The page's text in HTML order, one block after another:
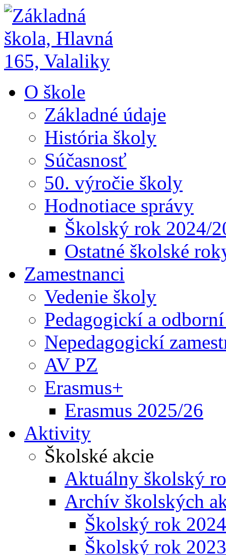
O škole
Základné údaje
História školy
Súčasnosť
50. výročie školy
Hodnotiace správy
Školský rok 2024/
Ostatné školské
Zamestnanci
Vedenie školy
Pedagogickí a
Nepedagogickí
AV PZ
Erasmus+
Erasmus 2025/26
Aktivity
Školské akcie
Aktuálny školský
Archív školských
Školský rok
Školský rok